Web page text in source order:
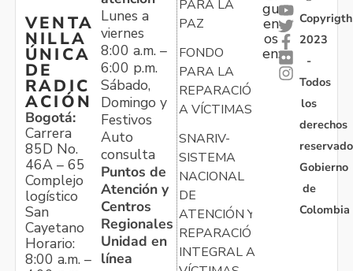
VENTA
NILLA
ÚNICA
DE
RADIC
ACIÓN
Bogotá:
Carrera
85D No.
46A – 65
Complejo
logístico
San
Cayetano
Horario:
8:00 a.m. –
Lunes a
viernes
8:00 a.m. –
6:00 p.m.
Sábado,
Domingo y
Festivos
Auto
consulta
Puntos de
Atención y
Centros
Regionales
Unidad en
línea
PARA LA
PAZ
FONDO
PARA LA
REPARACIÓN
A VÍCTIMAS
SNARIV-
SISTEMA
NACIONAL
DE
ATENCIÓN Y
REPARACIÓN
INTEGRAL A
gu
en
os
en:
Copyrigth
2023
-
Todos
los
derechos
Gobierno
de
Colombia